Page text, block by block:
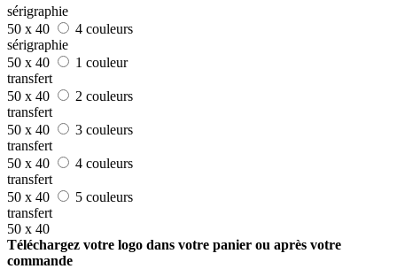
sérigraphie
50 x 40
4 couleurs
sérigraphie
50 x 40
1 couleur
transfert
50 x 40
2 couleurs
transfert
50 x 40
3 couleurs
transfert
50 x 40
4 couleurs
transfert
50 x 40
5 couleurs
transfert
50 x 40
Téléchargez votre logo dans votre panier ou après votre
commande